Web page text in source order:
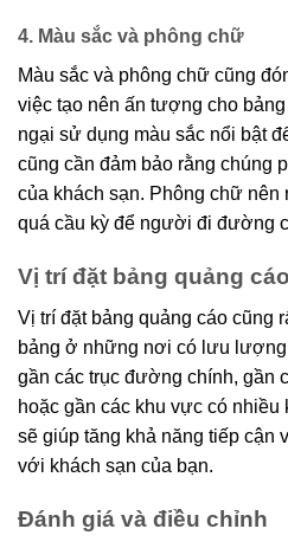
4. Màu sắc và phông chữ
Màu sắc và phông chữ cũng
việc tạo nên ấn tượng cho
ngại sử dụng màu sắc nổi bật
cũng cần đảm bảo rằng chúng
của khách sạn. Phông chữ nên
quá cầu kỳ để người đi đường
Vị trí đặt bảng quảng cáo
Vị trí đặt bảng quảng cáo cũng
bảng ở những nơi có lưu
gần các trục đường chính, gần
hoặc gần các khu vực có
sẽ giúp tăng khả năng tiếp cận
với khách sạn của bạn.
Đánh giá và điều chỉnh